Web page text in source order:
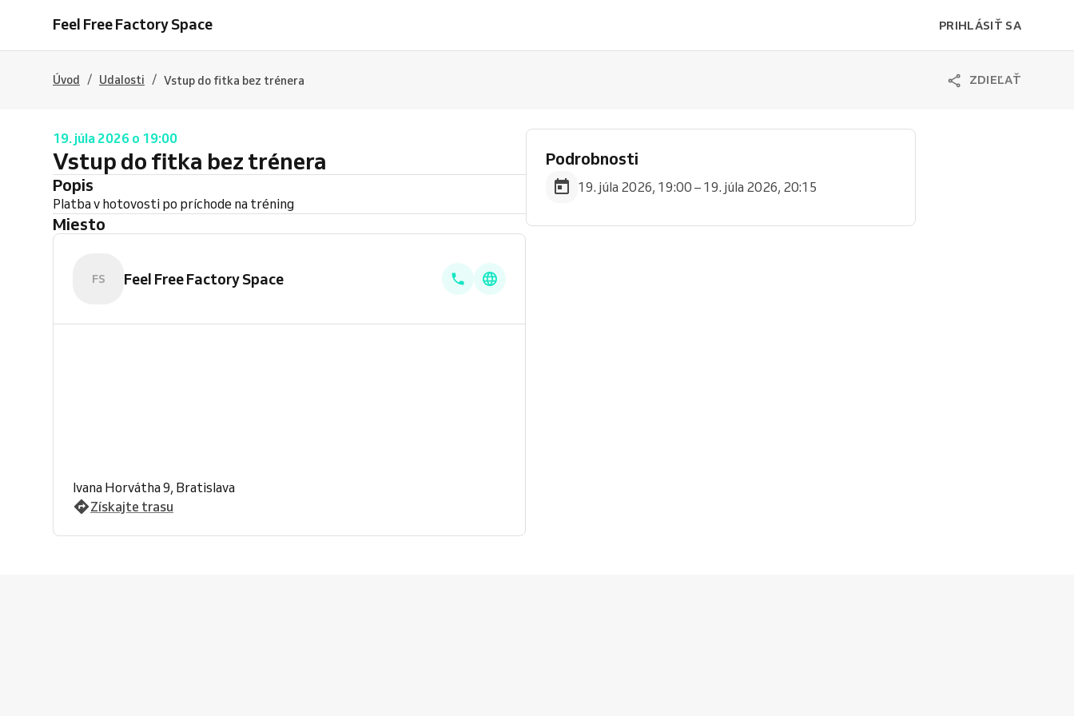
Feel Free Factory Space PRIHLÁSIŤ SA
Úvod / Udalosti / Vstup do fitka bez trénera ZDIEĽAŤ
19. júla 2026 o 19:00
Vstup do fitka bez trénera
Popis
Platba v hotovosti po príchode na tréning
Miesto
FS Feel Free Factory Space
Ivana Horvátha 9, Bratislava
Získajte trasu
Podrobnosti
19. júla 2026, 19:00 – 19. júla 2026, 20:15